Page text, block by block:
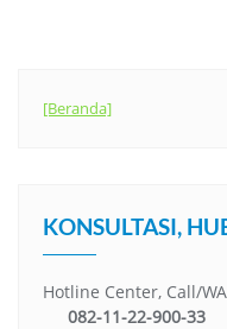
[Beranda]
KONSULTASI,
Hotline Center, Call/
082-11-22-900-33